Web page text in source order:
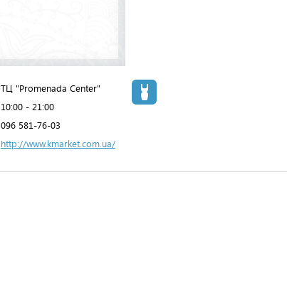
ТЦ "Promenada Center"
10:00 - 21:00
096 581-76-03
http://www.kmarket.com.ua/